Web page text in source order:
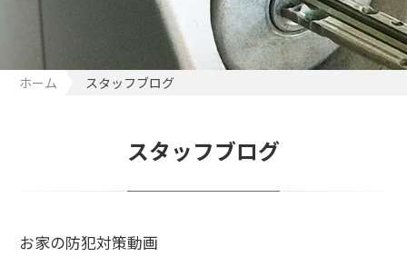
ホーム スタッフブログ
スタッフブログ
お家の防犯対策動画